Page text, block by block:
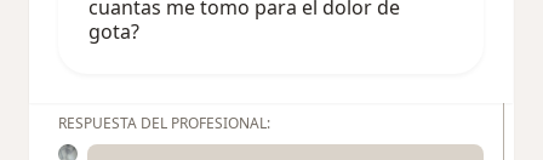
cuantas me tomo para el dolor de
gota?
RESPUESTA DEL PROFESIONAL: